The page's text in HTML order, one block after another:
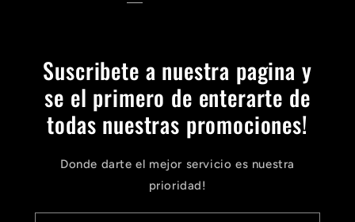
Suscribete a nuestra pagina y
se el primero de enterarte de
todas nuestras promociones!
Donde darte el mejor servicio es nuestra
prioridad!